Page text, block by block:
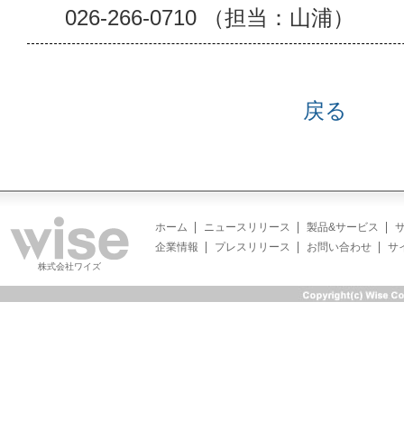
026-266-0710 （担当：山浦）
戻る
株式会社ワイズ
ホーム ニュースリリース 製品&サービス
企業情報
プレスリリース お問い合わせ サ